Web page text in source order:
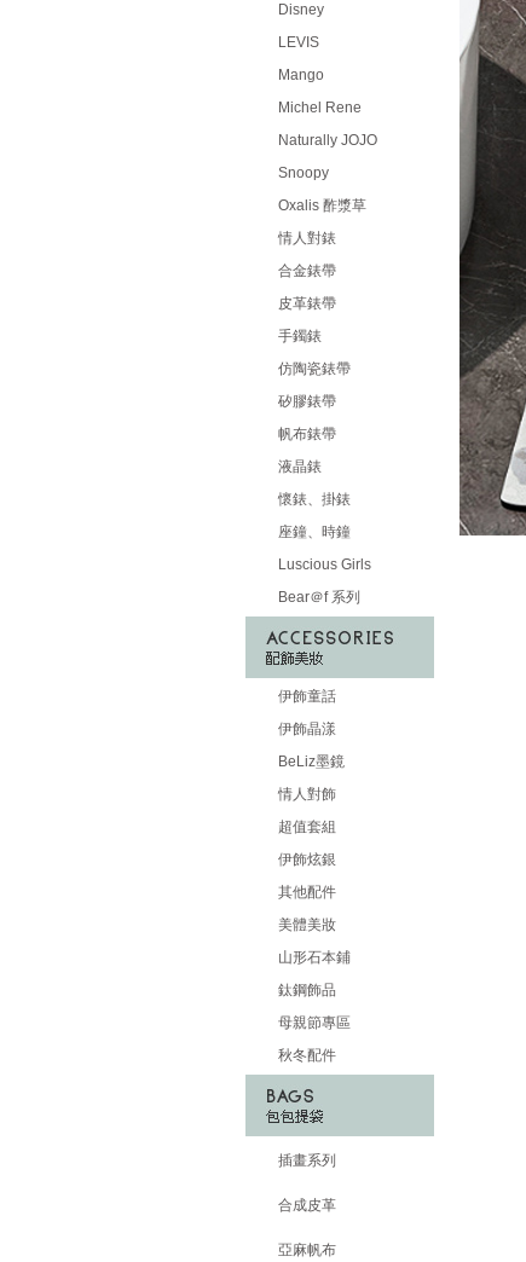
Disney
LEVIS
Mango
Michel Rene
Naturally JOJO
Snoopy
Oxalis 酢漿草
情人對錶
合金錶帶
皮革錶帶
手鐲錶
仿陶瓷錶帶
矽膠錶帶
帆布錶帶
液晶錶
懷錶、掛錶
座鐘、時鐘
Luscious Girls
Bear＠f 系列
伊飾童話
伊飾晶漾
BeLiz墨鏡
情人對飾
超值套組
伊飾炫銀
其他配件
美體美妝
山形石本鋪
鈦鋼飾品
母親節專區
秋冬配件
插畫系列
合成皮革
亞麻帆布